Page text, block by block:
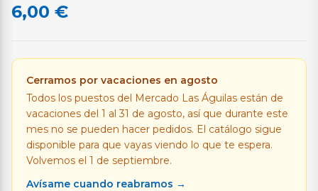
6,00 €
Cerramos por vacaciones en agosto
Todos los puestos del Mercado Las Águilas están de
vacaciones del 1 al 31 de agosto, así que durante este
mes no se pueden hacer pedidos. El catálogo sigue
disponible para que vayas viendo lo que te espera.
Volvemos el 1 de septiembre.
Avísame cuando reabramos →